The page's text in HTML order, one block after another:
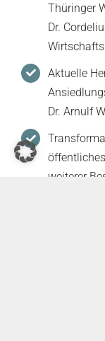
Thüringer
Dr.
Aktuelle
Dr. Arnulf
weiterer